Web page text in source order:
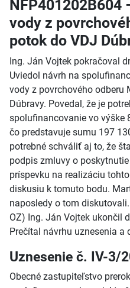
NFP401202B604
vody z
potok do VDJ
Ing. Ján Vojtek pokračoval
Uviedol návrh na
vody z povrchového odberu
Dúbravy. Povedal, že je
spolufinancovanie vo výške
čo predstavuje sumu 197
potrebné schváliť aj to, že
podpis zmluvy o
príspevku na realizáciu
diskusiu k tomuto bodu.
naposledy o tom
OZ) Ing. Ján Vojtek ukončil
Prečítal návrhu uznesenia
Uznesenie č. IV-3/
Obecné zastupiteľstvo